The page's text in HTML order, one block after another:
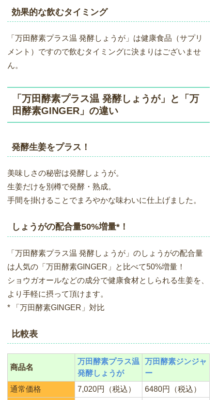
効果的な飲むタイミング
「万田酵素プラス温 発酵しょうが」は健康食品（サプリ
メント）ですので飲むタイミングに決まりはございませ
ん。
「万田酵素プラス温 発酵しょうが」と「万
田酵素GINGER」の違い
発酵生姜をプラス！
美味しさの秘密は発酵しょうが。
生姜だけを別樽で発酵・熟成。
手間を掛けることでまろやかな味わいに仕上げました。
しょうがの配合量50%増量*！
「万田酵素プラス温 発酵しょうが」のしょうがの配合量
は人気の「万田酵素GINGER」と比べて50%増量！
ショウガオールなどの成分で健康食材としられる生姜を、
より手軽に摂って頂けます。
* 「万田酵素GINGER」対比
比較表
商品名
万田酵素プラス温
発酵しょうが
万田酵素ジンジャ
ー
通常価格
7,020円（税込） 6480円（税込）